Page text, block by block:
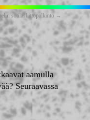
sotilasliittopalkinto →
aamulla
Seuraavassa